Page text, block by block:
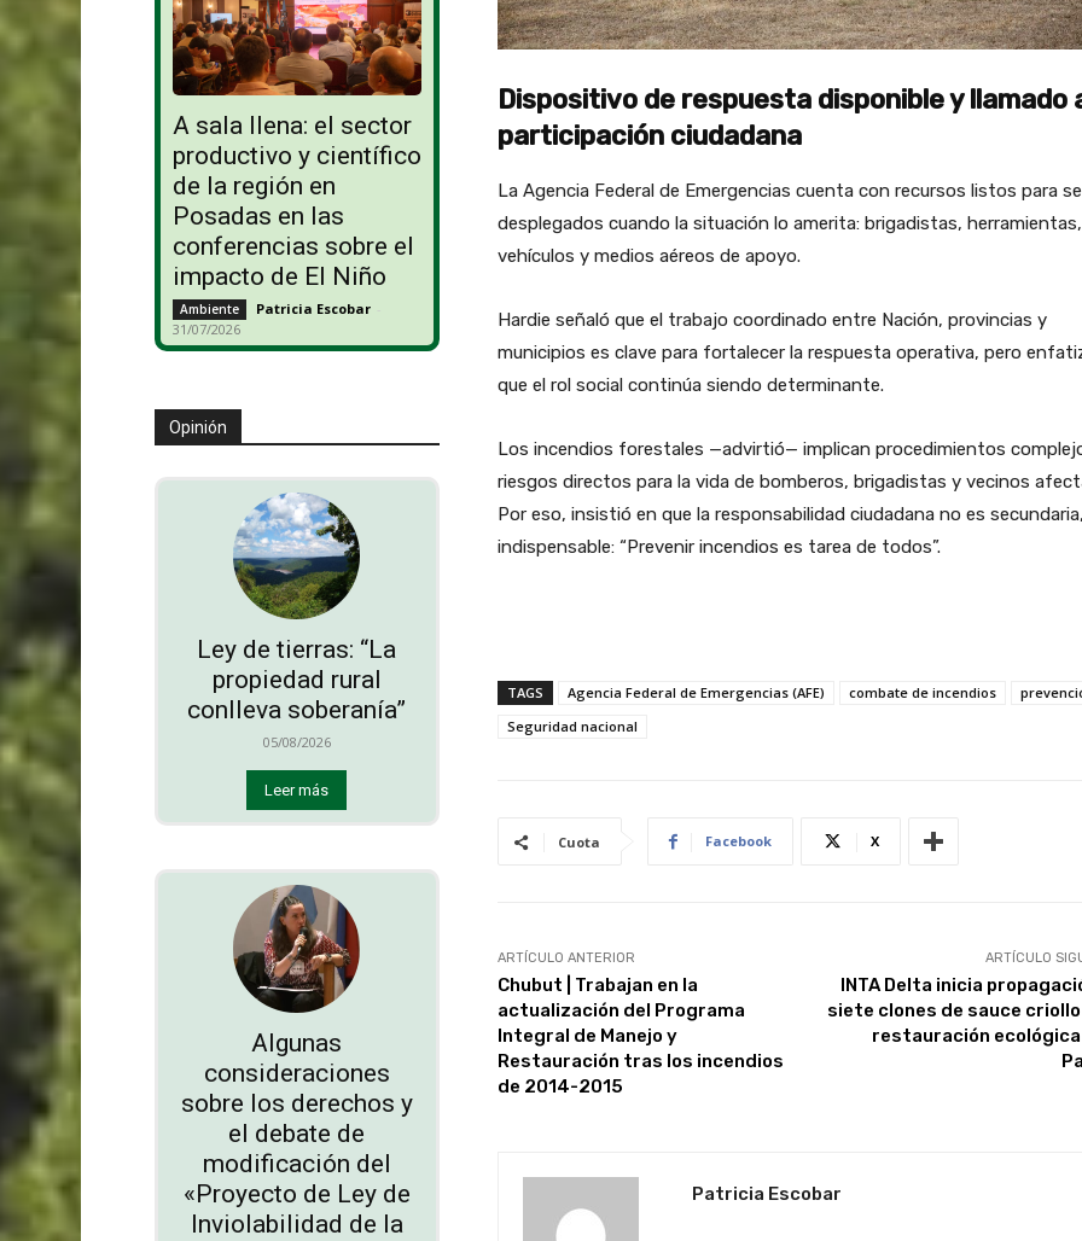
A sala llena: el sector
productivo y científico
de la región en
Posadas en las
conferencias sobre el
impacto de El Niño
Ambiente Patricia Escobar -
31/07/2026
Opinión
Ley de tierras: “La
propiedad rural
conlleva soberanía”
05/08/2026
Leer más
Algunas
consideraciones
sobre los derechos y
el debate de
modificación del
«Proyecto de Ley de
Inviolabilidad de la
Dispositivo de respuesta disponible y llamado
participación ciudadana
La Agencia Federal de Emergencias cuenta con recursos listos para
desplegados cuando la situación lo amerita: brigadistas, herramientas,
vehículos y medios aéreos de apoyo.
Hardie señaló que el trabajo coordinado entre Nación, provincias y
municipios es clave para fortalecer la respuesta operativa, pero
que el rol social continúa siendo determinante.
Los incendios forestales —advirtió— implican procedimientos
riesgos directos para la vida de bomberos, brigadistas y vecinos
Por eso, insistió en que la responsabilidad ciudadana no es
indispensable: “Prevenir incendios es tarea de todos”.
TAGS Agencia Federal de Emergencias (AFE) combate de incendios
Seguridad nacional
Cuota Facebook X
ARTÍCULO ANTERIOR
Chubut | Trabajan en la
actualización del Programa
Integral de Manejo y
Restauración tras los incendios
de 2014-2015
ARTÍCULO
INTA Delta inicia
siete clones de sauce
restauración ecológica
Patricia Escobar